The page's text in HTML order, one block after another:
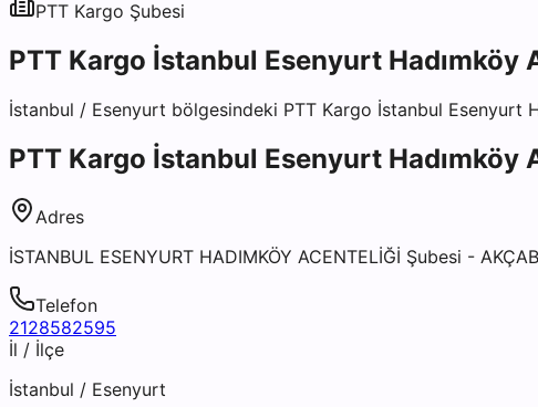
PTT Kargo Şubesi
PTT Kargo İstanbul Esenyurt Hadımköy
İstanbul / Esenyurt bölgesindeki PTT Kargo İstanbul Esenyurt
PTT Kargo İstanbul Esenyurt Hadımköy
Adres
İSTANBUL ESENYURT HADIMKÖY ACENTELİĞİ Şubesi -
Telefon
2128582595
İl / İlçe
İstanbul / Esenyurt